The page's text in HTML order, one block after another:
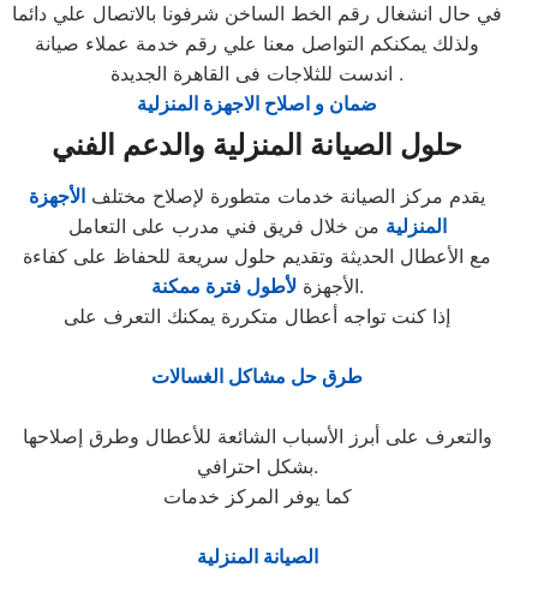
في حال انشغال رقم الخط الساخن شرفونا بالاتصال علي دائما
ولذلك يمكنكم التواصل معنا علي رقم خدمة عملاء صيانة
اندست للثلاجات فى القاهرة الجديدة .
ضمان و اصلاح الاجهزة المنزلية
حلول الصيانة المنزلية والدعم الفني
يقدم مركز الصيانة خدمات متطورة لإصلاح مختلف الأجهزة
المنزلية من خلال فريق فني مدرب على التعامل
مع الأعطال الحديثة وتقديم حلول سريعة للحفاظ على كفاءة
الأجهزةلأطول فترة ممكنة
.
إذا كنت تواجه أعطال متكررة يمكنك التعرف على
طرق حل مشاكل الغسالات
والتعرف على أبرز الأسباب الشائعة للأعطال وطرق إصلاحها
بشكل احترافي.
كما يوفر المركز خدمات
الصيانة المنزلية